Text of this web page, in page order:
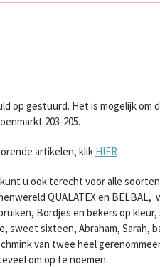
op gestuurd. Het is mogelijk om
203-205.
artikelen, klik HIER
u ook terecht voor alle
QUALATEX en
Bordjes en bekers op
sweet sixteen, Abraham, Sarah,
van twee heel
om op te noemen.